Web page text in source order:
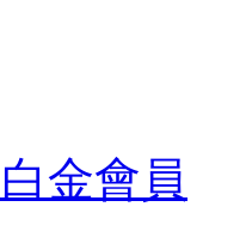
金會員